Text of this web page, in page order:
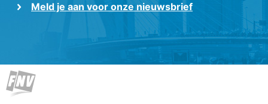
Meld je aan voor onze nieuwsbrief